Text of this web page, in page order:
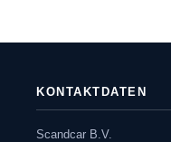
KONTAKTDATEN
Scandcar B.V.